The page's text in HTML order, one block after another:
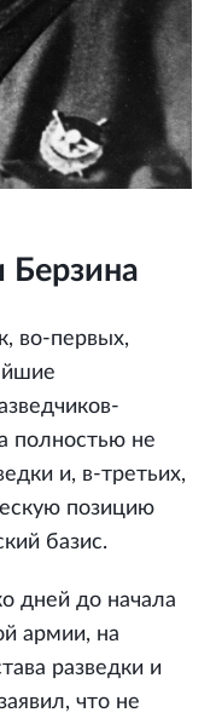
Берзина
во-первых,
полностью не
и, в-третьих,
позицию
базис.
дней до начала
армии, на
разведки и
что не